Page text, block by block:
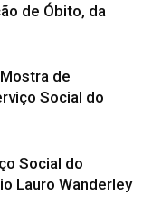
de Óbito, da
de
Social do
Social do
Lauro Wanderley